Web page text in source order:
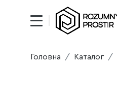
Головна Каталог